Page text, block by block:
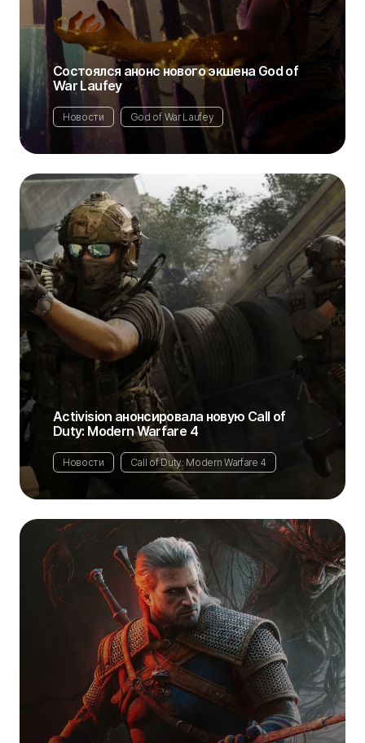
Состоялся анонс нового экшена God of
War Laufey
Новости God of War Laufey
Activision анонсировала новую Call of
Duty: Modern Warfare 4
Новости Call of Duty: Modern Warfare 4